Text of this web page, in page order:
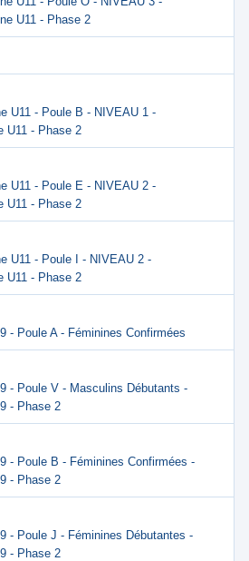
U11 - Phase 2
U11 - Poule B - NIVEAU 1 -
U11 - Phase 2
U11 - Poule E - NIVEAU 2 -
U11 - Phase 2
U11 - Poule I - NIVEAU 2 -
U11 - Phase 2
- Poule A - Féminines Confirmées
- Poule V - Masculins Débutants -
- Phase 2
- Poule B - Féminines Confirmées -
- Phase 2
- Poule J - Féminines Débutantes -
- Phase 2